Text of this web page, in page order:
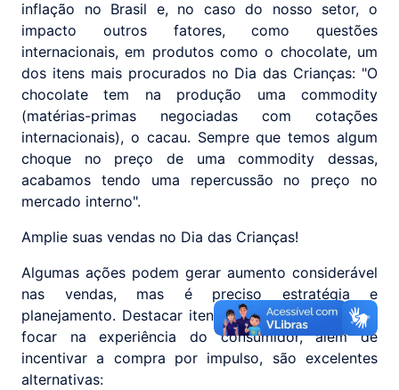
inflação no Brasil e, no caso do nosso setor, o
impacto outros fatores, como questões
internacionais, em produtos como o chocolate, um
dos itens mais procurados no Dia das Crianças: "O
chocolate tem na produção uma commodity
(matérias-primas negociadas com cotações
internacionais), o cacau. Sempre que temos algum
choque no preço de uma commodity dessas,
acabamos tendo uma repercussão no preço no
mercado interno".
Amplie suas vendas no Dia das Crianças!
Algumas ações podem gerar aumento considerável
nas vendas, mas é preciso estratégia e
planejamento. Destacar itens, realizar promoções e
focar na experiência do consumidor, além de
incentivar a compra por impulso, são excelentes
alternativas: